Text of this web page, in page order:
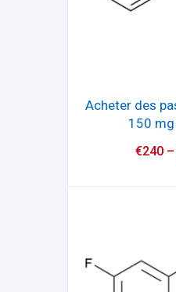
Acheter des
150
€240–